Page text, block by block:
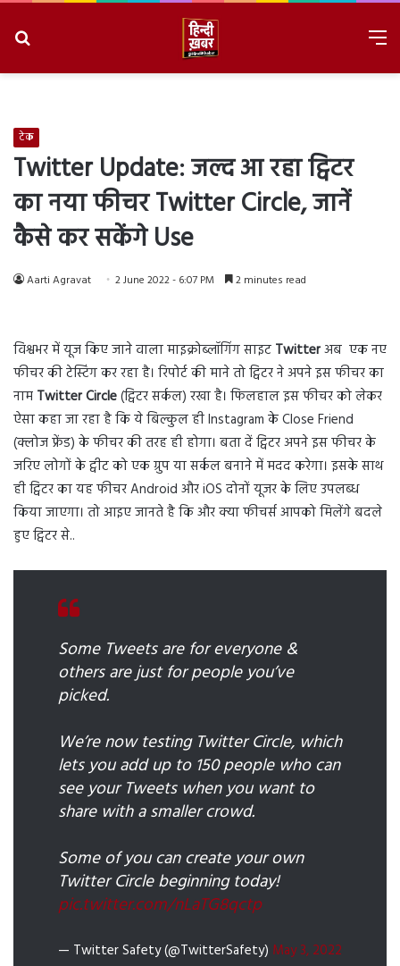
टेक
Twitter Update: जल्द आ रहा ट्विटर
का नया फीचर Twitter Circle, जानें
कैसे कर सकेंगे Use
Aarti Agravat 2 June 2022 - 6:07 PM 2 minutes read
विश्वभर में यूज किए जाने वाला माइक्रोब्लॉगिंग साइट Twitterअब एक नए
फीचर की टेस्टिंग कर रहा है। रिपोर्ट की माने तो ट्विटर ने अपने इस फीचर का
नाम Twitter Circle(ट्विटर सर्कल) रखा है। फिलहाल इस फीचर को लेकर
ऐसा कहा जा रहा है कि ये बिल्कुल ही Instagram के Close Friend
(क्लोज फ्रेंड) के फीचर की तरह ही होगा। बता दें ट्विटर अपने इस फीचर के
जरिए लोगों के ट्वीट को एक ग्रुप या सर्कल बनाने में मदद करेगा। इसके साथ
ही ट्विटर का यह फीचर Android और iOS दोनों यूजर के लिए उपलब्ध
किया जाएगा। तो आइए जानते है कि और क्या फीचर्स आपको मिलेंगे बदले
हुए ट्विटर से..
Some Tweets are for everyone &
others are just for people you’ve
picked.
We’re now testing Twitter Circle, which
lets you add up to 150 people who can
see your Tweets when you want to
share with a smaller crowd.
Some of you can create your own
Twitter Circle beginning today!
pic.twitter.com/nLaTG8qctp
— Twitter Safety (@TwitterSafety) May 3, 2022